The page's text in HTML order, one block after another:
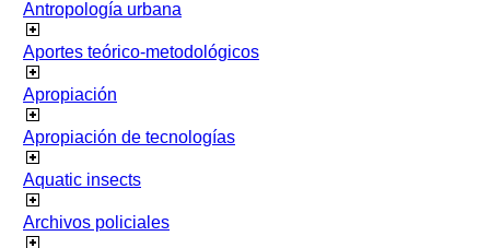
Antropología urbana
Aportes teórico-metodológicos
Apropiación
Apropiación de tecnologías
Aquatic insects
Archivos policiales